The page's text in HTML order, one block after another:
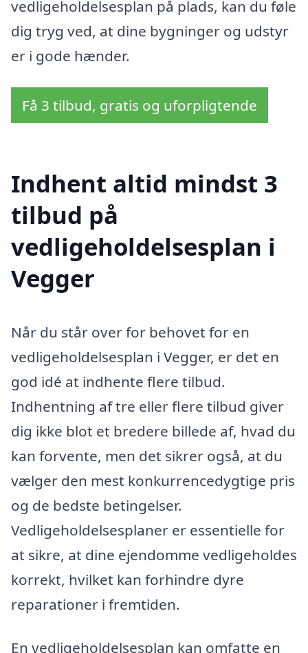
vedligeholdelsesplan på plads, kan du føle
dig tryg ved, at dine bygninger og udstyr
er i gode hænder.
Få 3 tilbud, gratis og uforpligtende
Indhent altid mindst 3
tilbud på
vedligeholdelsesplan i
Vegger
Når du står over for behovet for en
vedligeholdelsesplan i Vegger, er det en
god idé at indhente flere tilbud.
Indhentning af tre eller flere tilbud giver
dig ikke blot et bredere billede af, hvad du
kan forvente, men det sikrer også, at du
vælger den mest konkurrencedygtige pris
og de bedste betingelser.
Vedligeholdelsesplaner er essentielle for
at sikre, at dine ejendomme vedligeholdes
korrekt, hvilket kan forhindre dyre
reparationer i fremtiden.
En vedligeholdelsesplan kan omfatte en